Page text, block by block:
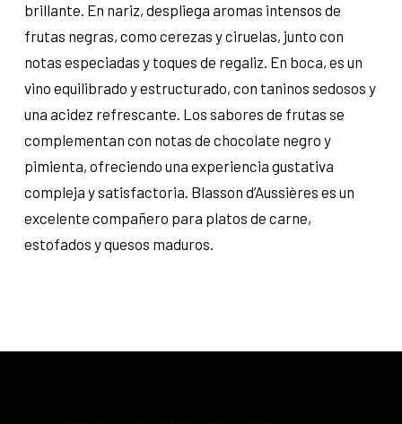
brillante. En nariz, despliega aromas intensos de
frutas negras, como cerezas y ciruelas, junto con
notas especiadas y toques de regaliz. En boca, es un
vino equilibrado y estructurado, con taninos sedosos y
una acidez refrescante. Los sabores de frutas se
complementan con notas de chocolate negro y
pimienta, ofreciendo una experiencia gustativa
compleja y satisfactoria. Blasson d’Aussières es un
excelente compañero para platos de carne,
estofados y quesos maduros.